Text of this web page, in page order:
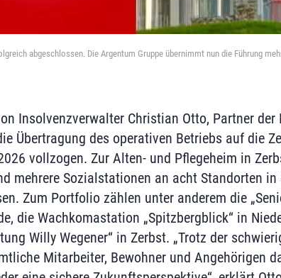
abgeschlossen. Die Argentum Gruppe übernimmt nun die Führung
Insolvenzverwalter Christian Otto, Partner
Übertragung des operativen Betriebs auf die
vollzogen. Zur Alten- und Pflegeheim in
mehrere Sozialstationen an acht Standorten in
Zum Portfolio zählen unter anderem die
die Wachkomastation „Spitzbergblick“ in
Willy Wegener“ in Zerbst. „Trotz der
Mitarbeiter, Bewohner und Angehörigen